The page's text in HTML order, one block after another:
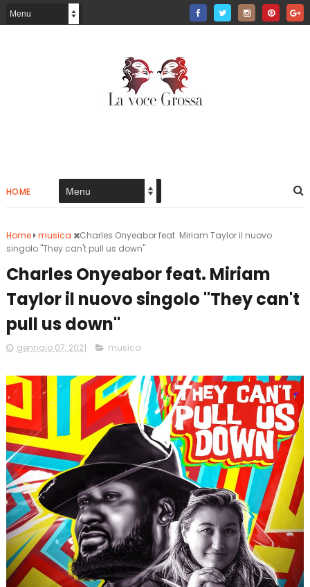
HOME
Home musica
Charles Onyeabor feat. Miriam Taylor il nuovo
singolo "They can't pull us down"
Charles Onyeabor feat. Miriam
Taylor il nuovo singolo "They can't
pull us down"
gennaio 07, 2021 musica